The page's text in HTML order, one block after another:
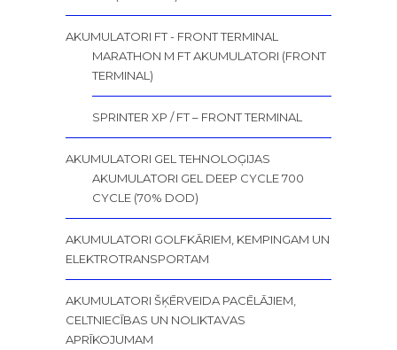
AKUMULATORI FT - FRONT TERMINAL
MARATHON M FT AKUMULATORI (FRONT
TERMINAL)
SPRINTER XP / FT – FRONT TERMINAL
AKUMULATORI GEL TEHNOLOĢIJAS
AKUMULATORI GEL DEEP CYCLE 700
CYCLE (70% DOD)
AKUMULATORI GOLFKĀRIEM, KEMPINGAM UN
ELEKTROTRANSPORTAM
AKUMULATORI ŠĶĒRVEIDA PACĒLĀJIEM,
CELTNIECĪBAS UN NOLIKTAVAS
APRĪKOJUMAM